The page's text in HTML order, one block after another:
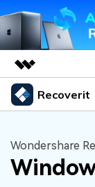
주요 제품
유틸리티
개요
솔루션
회사 소개
Recoverit
기능
Wondershare